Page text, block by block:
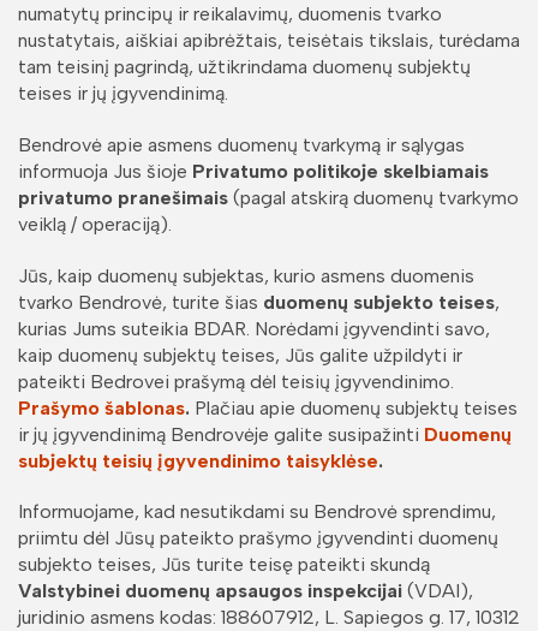
numatytų principų ir reikalavimų, duomenis tvarko
nustatytais, aiškiai apibrėžtais, teisėtais tikslais, turėdama
tam teisinį pagrindą, užtikrindama duomenų subjektų
teises ir jų įgyvendinimą.
Bendrovė apie asmens duomenų tvarkymą ir sąlygas
informuoja Jus šioje Privatumo politikoje skelbiamais
privatumo pranešimais (pagal atskirą duomenų tvarkymo
veiklą / operaciją).
Jūs, kaip duomenų subjektas, kurio asmens duomenis
tvarko Bendrovė, turite šias duomenų subjekto teises,
kurias Jums suteikia BDAR. Norėdami įgyvendinti savo,
kaip duomenų subjektų teises, Jūs galite užpildyti ir
pateikti Bedrovei prašymą dėl teisių įgyvendinimo.
Prašymo šablonas. Plačiau apie duomenų subjektų teises
ir jų įgyvendinimą Bendrovėje galite susipažinti Duomenų
subjektų teisių įgyvendinimo taisyklėse.
Informuojame, kad nesutikdami su Bendrovė sprendimu,
priimtu dėl Jūsų pateikto prašymo įgyvendinti duomenų
subjekto teises, Jūs turite teisę pateikti skundą
Valstybinei duomenų apsaugos inspekcijai (VDAI),
juridinio asmens kodas: 188607912, L. Sapiegos g. 17, 10312